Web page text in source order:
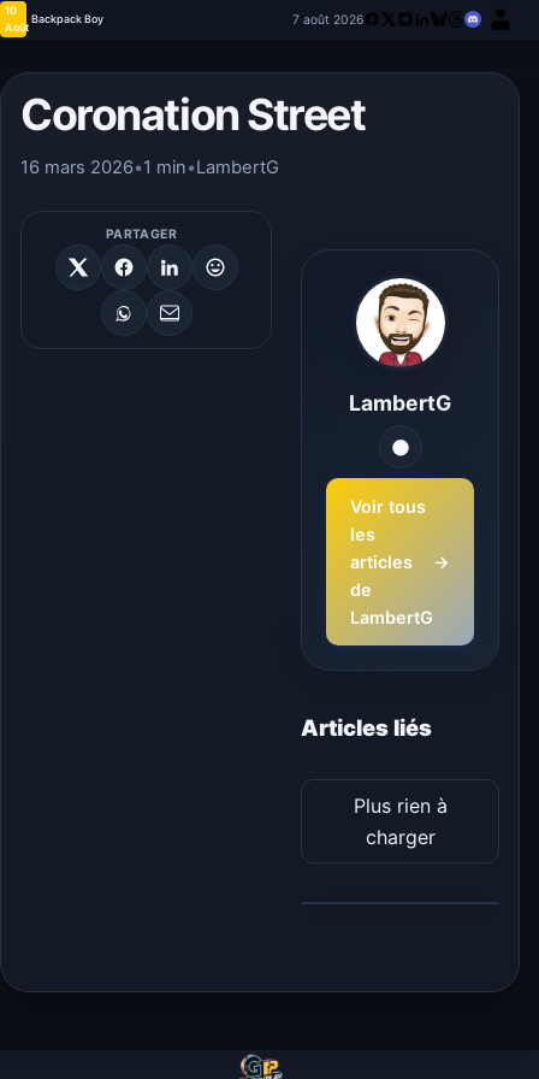
10
Août
Backpack Boy 7 août 2026
Coronation Street
16 mars 2026•1 min•LambertG
PARTAGER
LambertG
Voir tous
les
articles
de
LambertG
→
Articles liés
Plus rien à
charger